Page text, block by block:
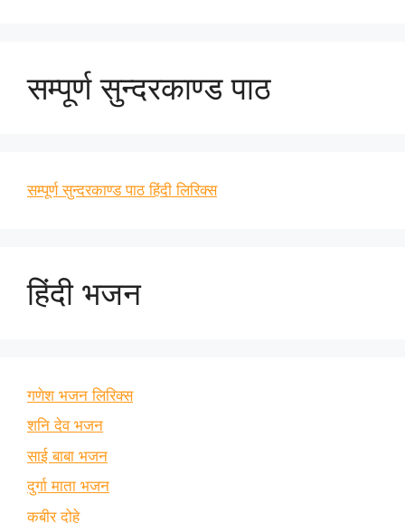
सम्पूर्ण सुन्दरकाण्ड पाठ
सम्पूर्ण सुन्दरकाण्ड पाठ हिंदी लिरिक्स
हिंदी भजन
गणेश भजन लिरिक्स
शनि देव भजन
साई बाबा भजन
दुर्गा माता भजन
कबीर दोहे